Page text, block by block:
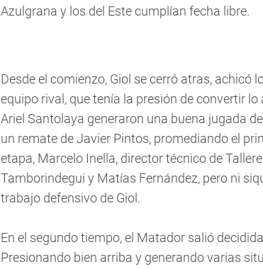
Azulgrana y los del Este cumplían fecha libre.
Desde el comienzo, Giol se cerró atras, achicó
equipo rival, que tenía la presión de convertir
Ariel Santolaya generaron una buena jugada
un remate de Javier Pintos, promediando el
etapa, Marcelo Inella, director técnico de
Tamborindegui y Matías Fernández, pero ni
trabajo defensivo de Giol.
En el segundo tiempo, el Matador salió
Presionando bien arriba y generando varias